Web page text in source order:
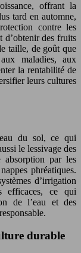
offrant la
tard en automne,
contre les
d’obtenir des fruits
taille, de goût que
maladies, aux
la rentabilité de
leurs cultures
du sol, ce qui
le lessivage des
absorption par les
phréatiques.
d’irrigation
efficaces, ce qui
de l’eau et des
durable